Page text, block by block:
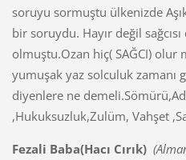
soruyu sormuştu ülkenizde
bir soruydu. Hayır değil
olmuştu.Ozan hiç( SAĞCI) olur
yumuşak yaz solculuk zamanı
diyenlere ne
,Hukuksuzluk,Zulüm, Vahşet
Fezali Baba(Hacı Cırık)